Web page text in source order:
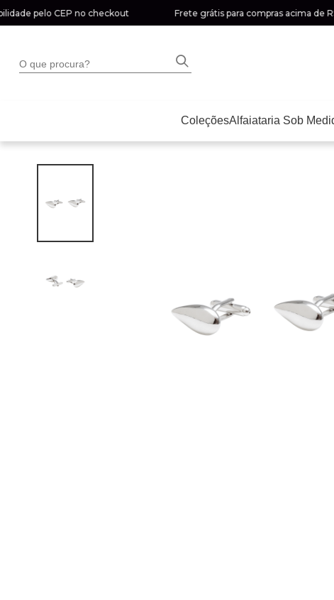
pelo CEP no checkout Frete grátis para compras acima de R$
ColeçõesAlfaiataria Sob